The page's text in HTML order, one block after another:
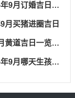
之时（如9点到
！譬如某日冲
以免气场相冲。
婚吉日有哪几天
月买猪进圈吉日
吉日一览表大全
天生孩子比较好